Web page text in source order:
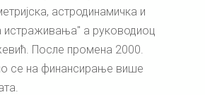
астродинамичка и
истраживања" а руководиоц
После промена 2000.
се на финансирање више